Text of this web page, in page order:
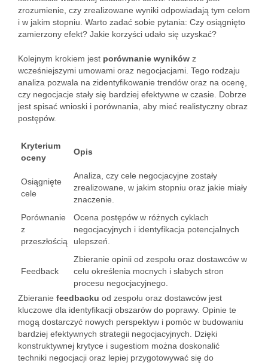
zrozumienie, czy zrealizowane wyniki odpowiadają tym celom
i w jakim stopniu. Warto zadać sobie pytania: Czy osiągnięto
zamierzony efekt? Jakie korzyści udało się uzyskać?
Kolejnym krokiem jest porównanie wyników z
wcześniejszymi umowami oraz negocjacjami. Tego rodzaju
analiza pozwala na zidentyfikowanie trendów oraz na ocenę,
czy negocjacje stały się bardziej efektywne w czasie. Dobrze
jest spisać wnioski i porównania, aby mieć realistyczny obraz
postępów.
Kryterium
oceny
Opis
Osiągnięte
cele
Analiza, czy cele negocjacyjne zostały
zrealizowane, w jakim stopniu oraz jakie miały
znaczenie.
Porównanie
z
przeszłością
Ocena postępów w różnych cyklach
negocjacyjnych i identyfikacja potencjalnych
ulepszeń.
Feedback
Zbieranie opinii od zespołu oraz dostawców w
celu określenia mocnych i słabych stron
procesu negocjacyjnego.
Zbieranie feedbacku od zespołu oraz dostawców jest
kluczowe dla identyfikacji obszarów do poprawy. Opinie te
mogą dostarczyć nowych perspektyw i pomóc w budowaniu
bardziej efektywnych strategii negocjacyjnych. Dzięki
konstruktywnej krytyce i sugestiom można doskonalić
techniki negocjacji oraz lepiej przygotowywać się do